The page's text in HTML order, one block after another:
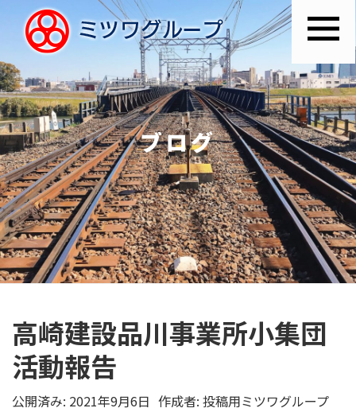
ブログ
高崎建設品川事業所小集団
活動報告
公開済み: 2021年9月6日 作成者: 投稿用ミツワグループ